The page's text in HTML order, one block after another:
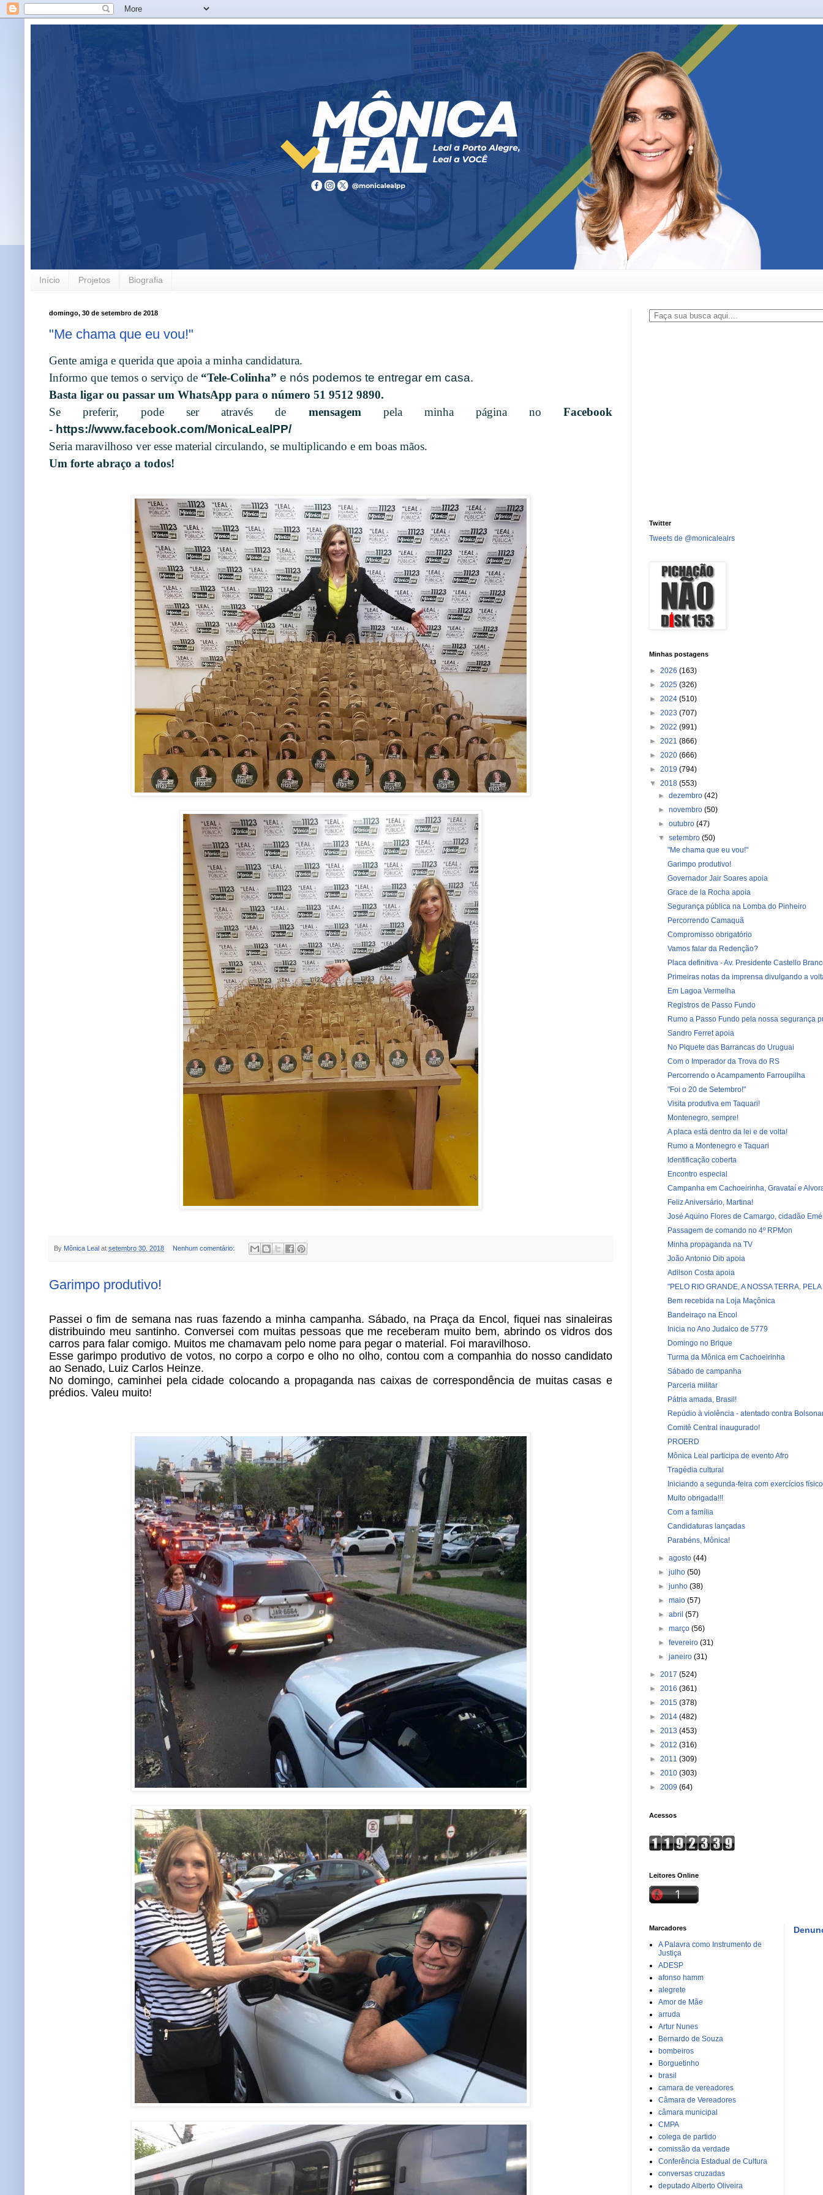
Início Projetos Biografia
domingo, 30 de setembro de 2018
"Me chama que eu vou!"
Gente amiga e querida que apoia a minha candidatura.
Informo que temos o serviço de “Tele-Colinha” e nós podemos te entregar em casa.
Basta ligar ou passar um WhatsApp para o número 51 9512 9890.
Se preferir, pode ser através de mensagem pela minha página noFacebook
- https://www.facebook.com/MonicaLealPP/
Seria maravilhoso ver esse material circulando, se multiplicando e em boas mãos.
Um forte abraço a todos!
By Mônica Leal at setembro 30, 2018 Nenhum comentário:
Garimpo produtivo!
Passei o fim de semana nas ruas fazendo a minha campanha. Sábado, na Praça da Encol, fiquei nas sinaleiras
distribuindo meu santinho. Conversei com muitas pessoas que me receberam muito bem, abrindo os vidros dos
carros para falar comigo. Muitos me chamavam pelo nome para pegar o material. Foi maravilhoso.
Esse garimpo produtivo de votos, no corpo a corpo e olho no olho, contou com a companhia do nosso candidato
ao Senado, Luiz Carlos Heinze.
No domingo, caminhei pela cidade colocando a propaganda nas caixas de correspondência de muitas casas e
prédios. Valeu muito!
Twitter
Tweets de @monicalealrs
Minhas postagens
► 2026 (163)
► 2025 (326)
► 2024 (510)
► 2023 (707)
► 2022 (991)
► 2021 (866)
► 2020 (666)
► 2019 (794)
▼ 2018 (553)
►dezembro(42)
►novembro(50)
►outubro(47)
▼setembro(50)
"Me chama que eu vou!"
Garimpo produtivo!
Governador Jair Soares apoia
Grace de la Rocha apoia
Segurança pública na Lomba do Pinheiro
Percorrendo Camaquã
Compromisso obrigatório
Vamos falar da Redenção?
Placa definitiva - Av. Presidente Castello
Primeiras notas da imprensa divulgando a
Em Lagoa Vermelha
Registros de Passo Fundo
Rumo a Passo Fundo pela nossa segurança
Sandro Ferret apoia
No Piquete das Barrancas do Uruguai
Com o Imperador da Trova do RS
Percorrendo o Acampamento Farroupilha
"Foi o 20 de Setembro!"
Visita produtiva em Taquari!
Montenegro, sempre!
A placa está dentro da lei e de volta!
Rumo a Montenegro e Taquari
Identificação coberta
Encontro especial
Campanha em Cachoeirinha, Gravataí e
Feliz Aniversário, Martina!
José Aquino Flores de Camargo, cidadão
Passagem de comando no 4º RPMon
Minha propaganda na TV
João Antonio Dib apoia
Adilson Costa apoia
"PELO RIO GRANDE, A NOSSA TERRA. PELA
Bem recebida na Loja Maçônica
Bandeiraço na Encol
Inicia no Ano Judaico de 5779
Domingo no Brique
Turma da Mônica em Cachoeirinha
Sábado de campanha
Parceria militar
Pátria amada, Brasil!
Repúdio à violência - atentado contra
Comitê Central inaugurado!
PROERD
Mônica Leal participa de evento Afro
Tragédia cultural
Iniciando a segunda-feira com exercícios
Muito obrigada!!!
Com a família
Candidaturas lançadas
Parabéns, Mônica!
►agosto(44)
►julho(50)
►junho(38)
►maio(57)
►abril(57)
►março(56)
►fevereiro(31)
►janeiro(31)
► 2017 (524)
► 2016 (361)
► 2015 (378)
► 2014 (482)
► 2013 (453)
► 2012 (316)
► 2011 (309)
► 2010 (303)
► 2009 (64)
Acessos
Leitores Online
Marcadores
A Palavra como Instrumento de
Justiça
ADESP
afonso hamm
alegrete
Amor de Mãe
arruda
Artur Nunes
Bernardo de Souza
bombeiros
Borguetinho
brasil
camara de vereadores
Câmara de Vereadores
câmara municipal
CMPA
colega de partido
comissão da verdade
Conferência Estadual de Cultura
conversas cruzadas
deputado Alberto Oliveira